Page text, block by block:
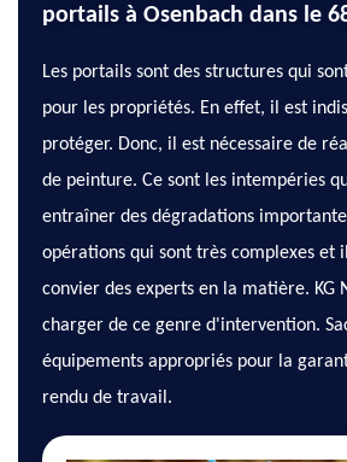
portails à Osenbach dans le
Les portails sont des structures qui
pour les propriétés. En effet, il est
protéger. Donc, il est nécessaire de
de peinture. Ce sont les intempéries
entraîner des dégradations
opérations qui sont très complexes et
convier des experts en la matière. KG
charger de ce genre d'intervention.
équipements appropriés pour la
rendu de travail.